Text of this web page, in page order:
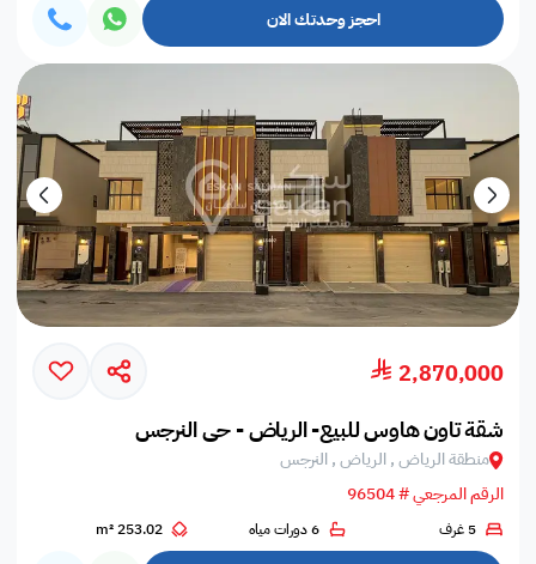
احجز وحدتك الان
2,870,000
شقة تاون هاوس للبيع- الرياض - حي النرجس
منطقة الرياض , الرياض , النرجس
الرقم المرجعي # 96504
5 غرف 6 دورات مياه 253.02 m²